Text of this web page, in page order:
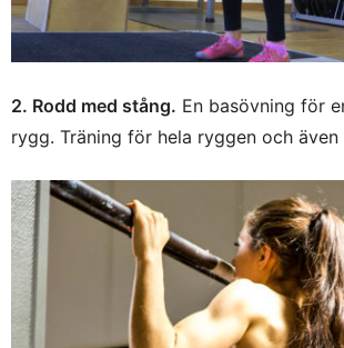
2. Rodd med stång. En basövning för
rygg. Träning för hela ryggen och även